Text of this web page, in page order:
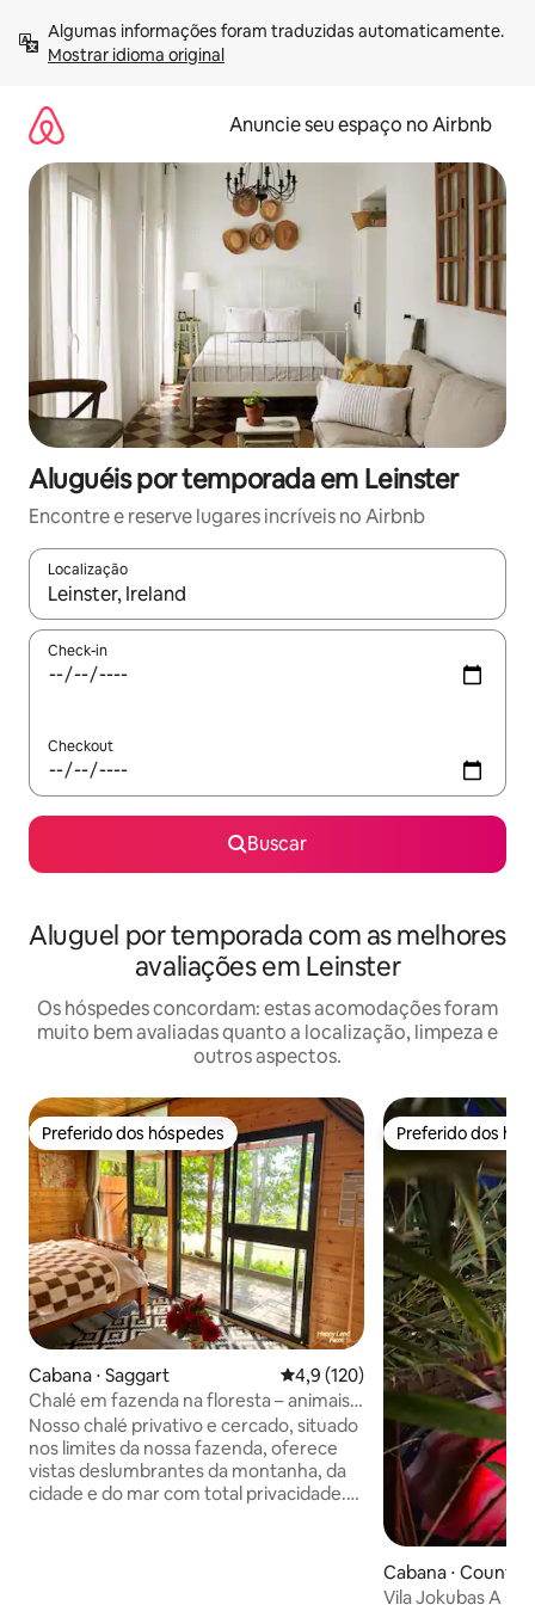
para
Mostrar idioma original
Anuncie seu espaço no Airbnb
Aluguéis por temporada em Leinster
Encontre e reserve lugares incríveis no Airbnb
Localização
Quando os resultados estiverem disponíveis, explore-os
Check-in
Checkout
Buscar
Aluguel por temporada com as melhores
avaliações em Leinster
Os hóspedes concordam: estas acomodações foram
muito bem avaliadas quanto a localização, limpeza e
outros aspectos.
Preferido dos hóspedes
Preferido dos hóspedes
Cabana ⋅ Saggart 4,9 de uma avaliação média de
4,9 (120)
Chalé em fazenda na floresta – animais e
natureza
Nosso chalé privativo e cercado, situado
nos limites da nossa fazenda, oferece
vistas deslumbrantes da montanha, da
cidade e do mar com total privacidade.
Preferido dos
Preferido dos
Cabana ⋅ County
Vila Jokubas A